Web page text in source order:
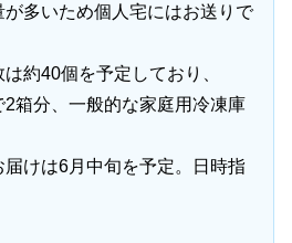
が多いため個人宅にはお送りで
約40個を予定しており、
箱分、一般的な家庭用冷凍庫
届けは6月中旬を予定。日時指